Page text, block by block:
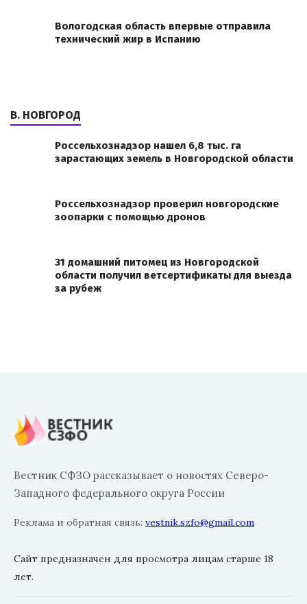
Вологодская область впервые отправила
технический жир в Испанию
В. НОВГОРОД
Россельхознадзор нашел 6,8 тыс. га
зарастающих земель в Новгородской области
Россельхознадзор проверил новгородские
зоопарки с помощью дронов
31 домашний питомец из Новгородской
области получил ветсертификаты для выезда
за рубеж
Вестник СФЗО рассказывает о новостях Северо-
Западного федерального округа России
Реклама и обратная связь: vestnik.szfo@gmail.com
Сайт предназначен для просмотра лицам старше 18
лет.